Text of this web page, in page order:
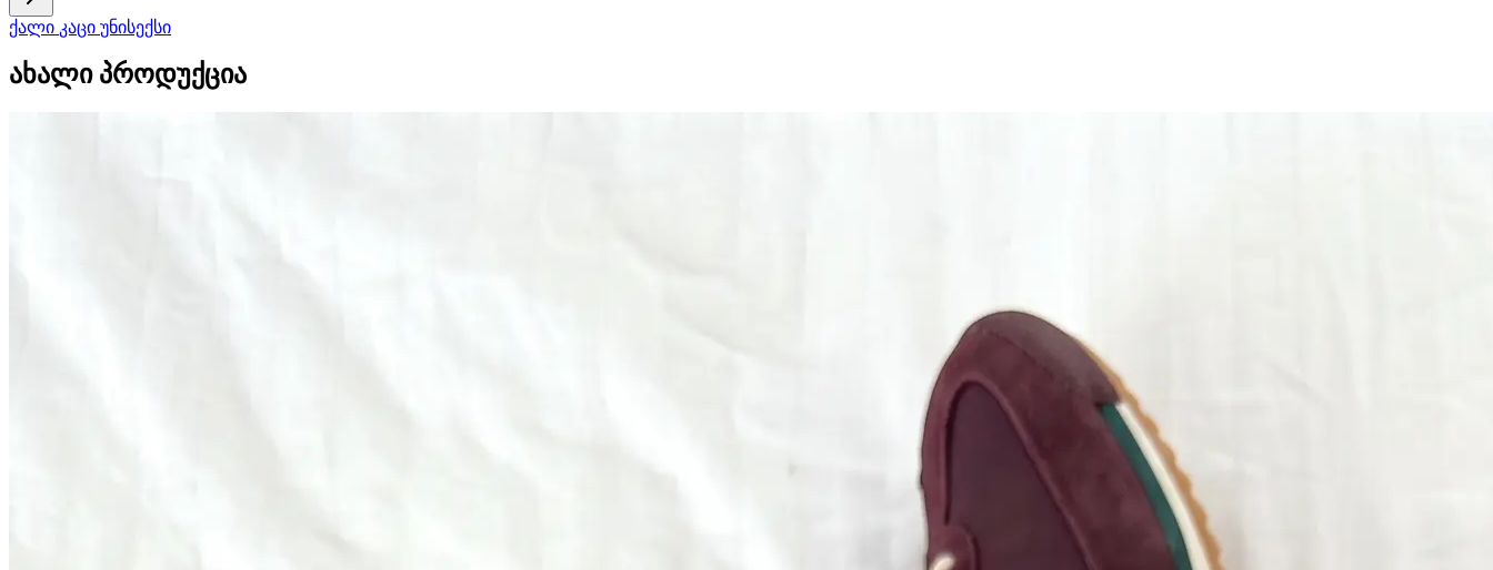
ქალი კაცი უნისექსი
ახალი პროდუქცია